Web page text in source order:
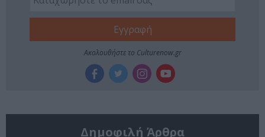
Ακολουθήστε το Culturenow.gr
Δημοφιλή Άρθρα